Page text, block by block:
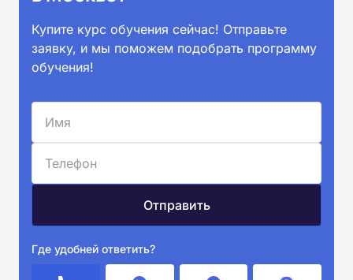
Купите курс обучения сейчас! Отправьте
заявку, и мы поможем подобрать программу
обучения!
Где удобней ответить?